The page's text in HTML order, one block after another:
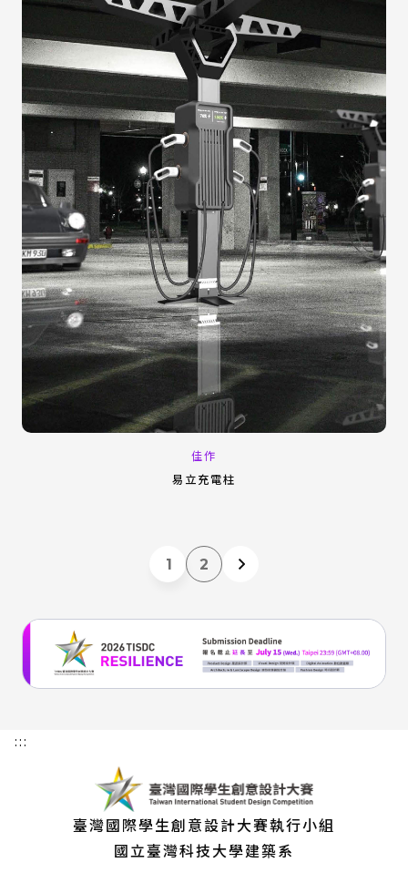
佳作
易立充電柱
1 2
:::
臺灣國際學生創意設計大賽執行小組
國立臺灣科技大學建築系